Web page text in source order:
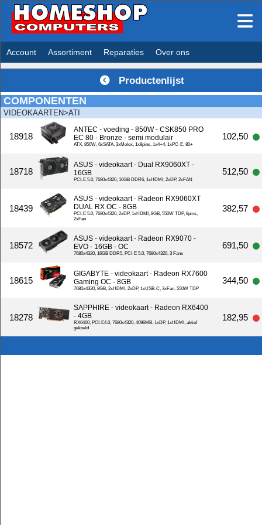
Account Assortiment Reparaties Over ons
Productenlijst
COMPONENTEN
VIDEOKAARTEN>ATI
18918
ANTEC - voeding - 850W - CSK850 PRO
EC 80 - Bronze - semi modulair
ATX, 850W, 6xSATA, 3xMolex, 1x8pins, 1x4+4, 1xPC-E, 80+
102,50
18718
ASUS - videokaart - Dual RX9060XT -
16GB
PCI-E 5.0, 7680x4320, 16GB DDR6, 1xHDMI, 2xDP, 2xFAN
512,50
18439
ASUS - videokaart - Radeon RX9060XT
DUAL RX OC - 8GB
PCI-E 5.0, 7680x4320, 2xDP, 1xHDMI, 8GB, 550W TDP, 8pins,
2xFan
382,57
18572
ASUS - videokaart - Radeon RX9070 -
EVO - 16GB - OC
7680x4320, 16GB DDR5, PCI-E 5.0, 7680x4320, 3 Fans
691,50
18615
GIGABYTE - videokaart - Radeon RX7600
Gaming OC - 8GB
7680x4320, 8GB, 2xHDMI, 2xDP, 1xUSB-C, 3xFan, 550W TDP
344,50
18278
SAPPHIRE - videokaart - Radeon RX6400
- 4GB
RX6400, PCI-E4.0, 7680x4320, 4096MB, 1xDP, 1xHDMI, aktief
gekoeld
182,95